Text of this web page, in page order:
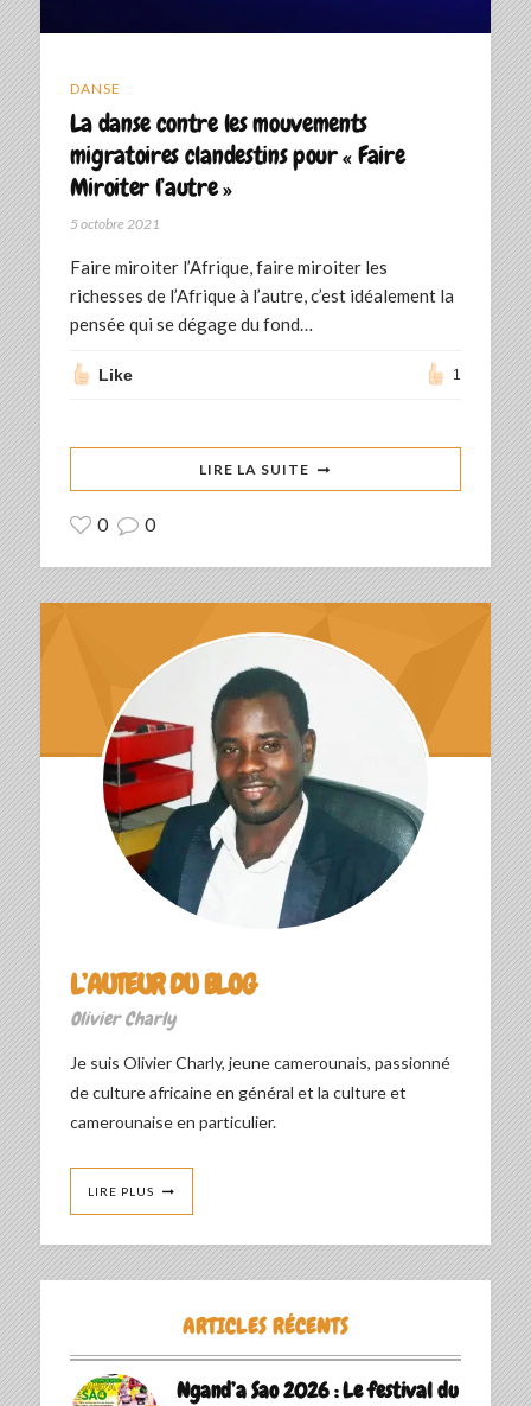
DANSE
La danse contre les mouvements
migratoires clandestins pour « Faire
Miroiter l’autre »
5 octobre 2021
Faire miroiter l’Afrique, faire miroiter les
richesses de l’Afrique à l’autre, c’est idéalement la
pensée qui se dégage du fond…
Like 1
LIRE LA SUITE
0 0
L’AUTEUR DU BLOG
Olivier Charly
Je suis Olivier Charly, jeune camerounais, passionné
de culture africaine en général et la culture et
camerounaise en particulier.
LIRE PLUS
ARTICLES RÉCENTS
Ngand’a Sao 2026 : Le festival du